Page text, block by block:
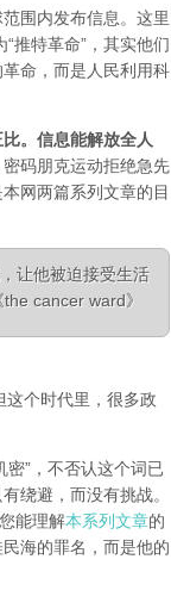
围内发布信息。这里
推特革命”，其实他们
命，而是人民利用科
。信息能解放全人
码朋克运动拒绝急先
网两篇系列文章的目
让他被迫接受生活
cancer ward》
这个时代里，很多政
密”，不否认这个词已
绕避，而没有挑战。
能理解本系列文章的
海的罪名，而是他的